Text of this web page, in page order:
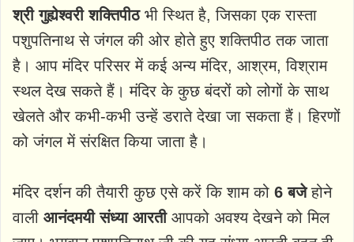
श्री गुह्येश्वरी शक्तिपीठभी स्थित है, जिसका एक रास्ता
पशुपतिनाथ से जंगल की ओर होते हुए शक्तिपीठ तक जाता
है। आप मंदिर परिसर में कई अन्य मंदिर, आश्रम, विश्राम
स्थल देख सकते हैं। मंदिर के कुछ बंदरों को लोगों के साथ
खेलते और कभी-कभी उन्हें डराते देखा जा सकता हैं। हिरणों
को जंगल में संरक्षित किया जाता है।
मंदिर दर्शन की तैयारी कुछ एसे करें कि शाम को 6 बजेहोने
वाली आनंदमयी संध्या आरतीआपको अवश्य देखने को मिल